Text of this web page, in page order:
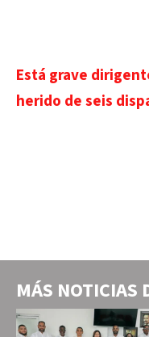
Está grave
herido de seis
MÁS NOTICIAS